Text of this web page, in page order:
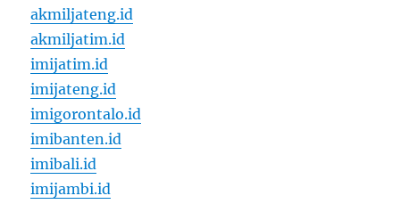
akmiljateng.id
akmiljatim.id
imijatim.id
imijateng.id
imigorontalo.id
imibanten.id
imibali.id
imijambi.id